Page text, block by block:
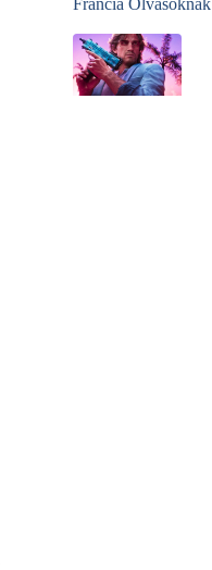
Francia Olvasóknak